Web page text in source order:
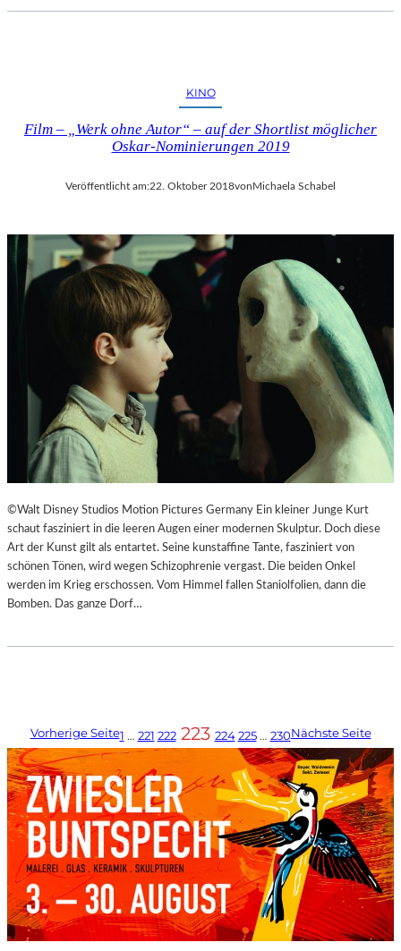
KINO
Film – „Werk ohne Autor“ – auf der Shortlist möglicher
Oskar-Nominierungen 2019
Veröffentlicht am:22. Oktober 2018vonMichaela Schabel
©Walt Disney Studios Motion Pictures Germany Ein kleiner Junge Kurt
schaut fasziniert in die leeren Augen einer modernen Skulptur. Doch diese
Art der Kunst gilt als entartet. Seine kunstaffine Tante, fasziniert von
schönen Tönen, wird wegen Schizophrenie vergast. Die beiden Onkel
werden im Krieg erschossen. Vom Himmel fallen Staniolfolien, dann die
Bomben. Das ganze Dorf…
Vorherige Seite1 … 221 222 223 224 225 … 230Nächste Seite